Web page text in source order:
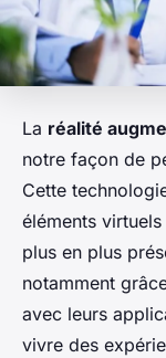
La réalité
notre façon de
Cette
éléments
plus en plus
notamment
avec leurs
vivre des